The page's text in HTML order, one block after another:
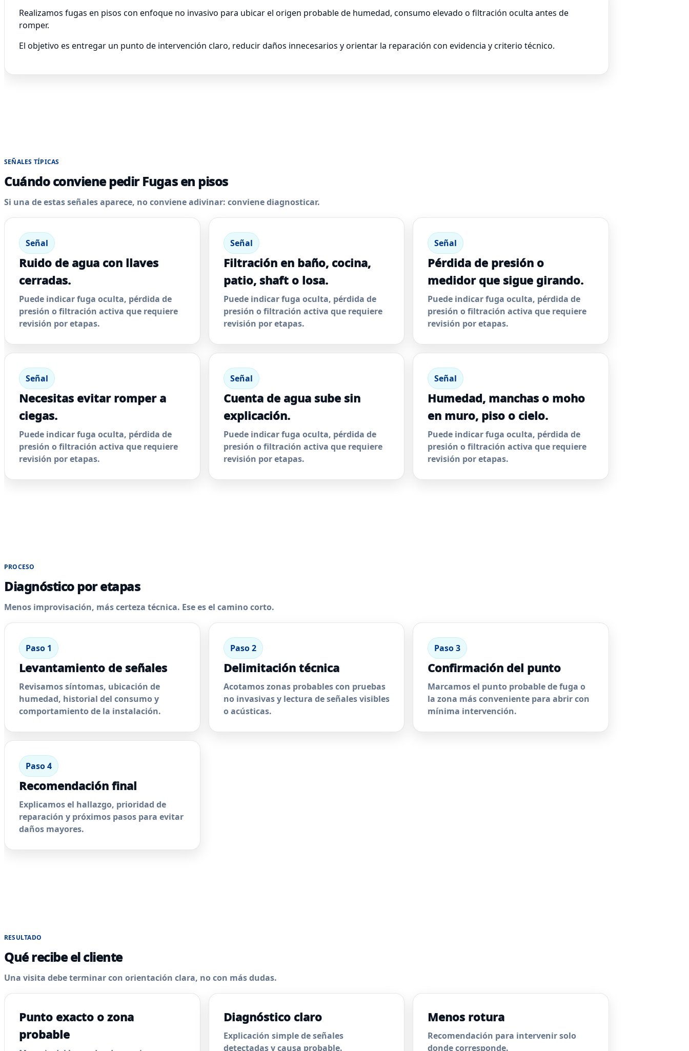
Realizamos fugas en pisos con enfoque no invasivo para ubicar el origen probable de humedad, consumo elevado o filtración oculta antes de
romper.
El objetivo es entregar un punto de intervención claro, reducir daños innecesarios y orientar la reparación con evidencia y criterio técnico.
SEÑALES TÍPICAS
Cuándo conviene pedir Fugas en pisos
Si una de estas señales aparece, no conviene adivinar: conviene diagnosticar.
Señal
Ruido de agua con llaves
cerradas.
Puede indicar fuga oculta, pérdida de
presión o filtración activa que requiere
revisión por etapas.
Señal
Filtración en baño, cocina,
patio, shaft o losa.
Puede indicar fuga oculta, pérdida de
presión o filtración activa que requiere
revisión por etapas.
Señal
Pérdida de presión o
medidor que sigue girando.
Puede indicar fuga oculta, pérdida de
presión o filtración activa que requiere
revisión por etapas.
Señal
Necesitas evitar romper a
ciegas.
Puede indicar fuga oculta, pérdida de
presión o filtración activa que requiere
revisión por etapas.
Señal
Cuenta de agua sube sin
explicación.
Puede indicar fuga oculta, pérdida de
presión o filtración activa que requiere
revisión por etapas.
Señal
Humedad, manchas o moho
en muro, piso o cielo.
Puede indicar fuga oculta, pérdida de
presión o filtración activa que requiere
revisión por etapas.
PROCESO
Diagnóstico por etapas
Menos improvisación, más certeza técnica. Ese es el camino corto.
Paso 1
Levantamiento de señales
Revisamos síntomas, ubicación de
humedad, historial del consumo y
comportamiento de la instalación.
Paso 2
Delimitación técnica
Acotamos zonas probables con pruebas
no invasivas y lectura de señales visibles
o acústicas.
Paso 3
Confirmación del punto
Marcamos el punto probable de fuga o
la zona más conveniente para abrir con
mínima intervención.
Paso 4
Recomendación final
Explicamos el hallazgo, prioridad de
reparación y próximos pasos para evitar
daños mayores.
RESULTADO
Qué recibe el cliente
Una visita debe terminar con orientación clara, no con más dudas.
Punto exacto o zona
probable
Diagnóstico claro
Explicación simple de señales
detectadas y causa probable.
Menos rotura
Recomendación para intervenir solo
donde corresponde.